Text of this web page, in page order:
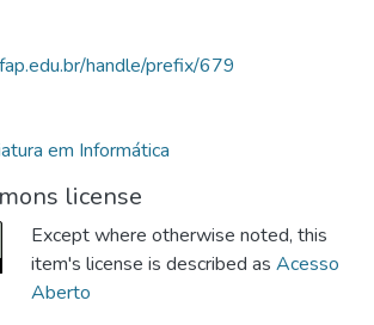
handle/prefix/679
em Informática
license
Except where otherwise noted, this
item's license is described as Acesso
Aberto